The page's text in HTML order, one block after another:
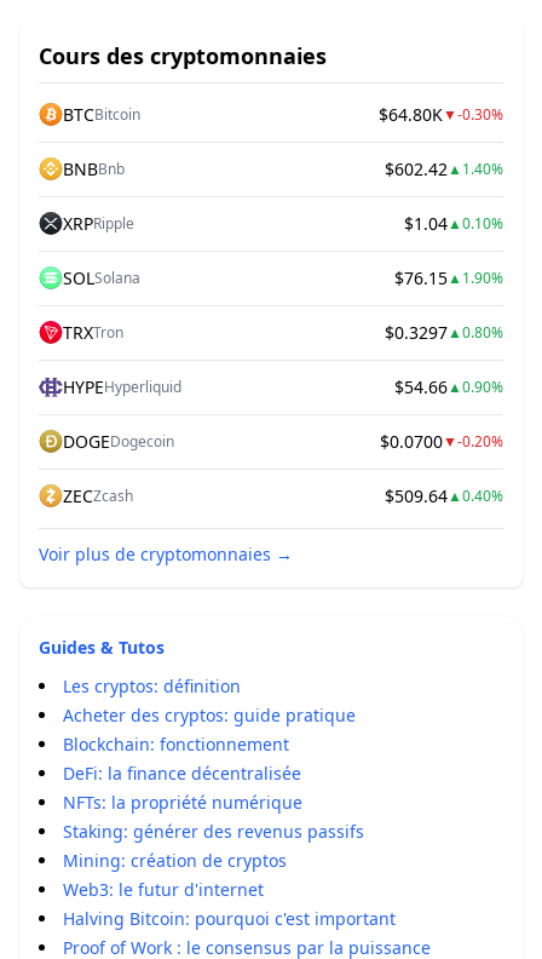
Cours des cryptomonnaies
BTCBitcoin $64.80K▼-0.30%
BNBBnb $602.42▲1.40%
XRPRipple $1.04▲0.10%
SOLSolana $76.15▲1.90%
TRXTron $0.3297▲0.80%
HYPEHyperliquid $54.66▲0.90%
DOGEDogecoin $0.0700▼-0.20%
ZECZcash $509.64▲0.40%
Voir plus de cryptomonnaies →
Guides & Tutos
Les cryptos: définition
Acheter des cryptos: guide pratique
Blockchain: fonctionnement
DeFi: la finance décentralisée
NFTs: la propriété numérique
Staking: générer des revenus passifs
Mining: création de cryptos
Web3: le futur d'internet
Halving Bitcoin: pourquoi c'est important
Proof of Work : le consensus par la puissance